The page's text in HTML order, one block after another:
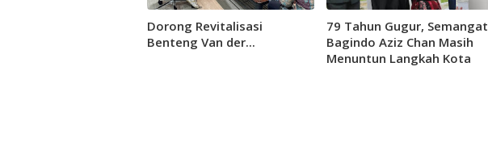
Dorong Revitalisasi
Benteng Van der...
79 Tahun Gugur, Semangat
Bagindo Aziz Chan Masih
Menuntun Langkah Kota